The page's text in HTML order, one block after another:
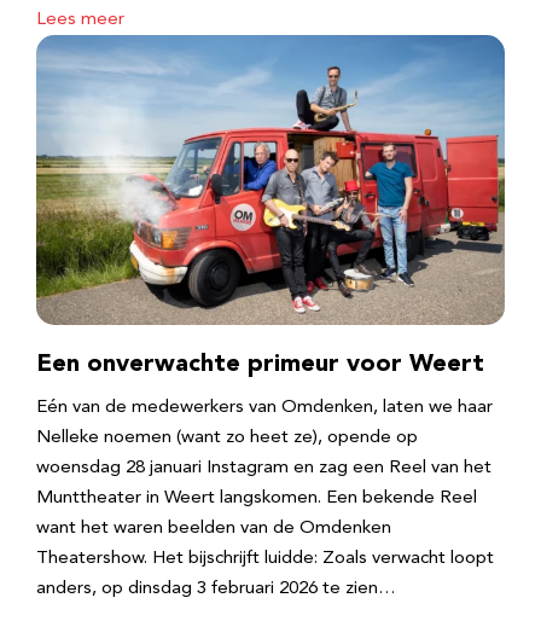
Lees meer
Een onverwachte primeur voor Weert
Eén van de medewerkers van Omdenken, laten we haar
Nelleke noemen (want zo heet ze), opende op
woensdag 28 januari Instagram en zag een Reel van het
Munttheater in Weert langskomen. Een bekende Reel
want het waren beelden van de Omdenken
Theatershow. Het bijschrijft luidde: Zoals verwacht loopt
anders, op dinsdag 3 februari 2026 te zien…